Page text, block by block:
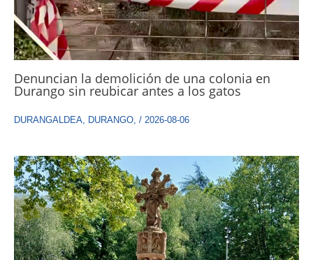
Denuncian la demolición de una colonia en
Durango sin reubicar antes a los gatos
DURANGALDEA, DURANGO, / 2026-08-06